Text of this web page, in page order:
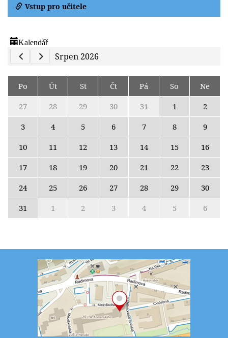
Vstup pro učitele
Kalendář
Previous Calendar
Next Calendar
Srpen 2026
Po Út St Čt Pá So
Ne
27
28 29 30 31 1
2
3
4 5 6 7 8
9
10
11 12 13 14 15
16
17
18 19 20 21 22
23
24
25 26 27 28 29
30
31
1 2 3 4 5 6